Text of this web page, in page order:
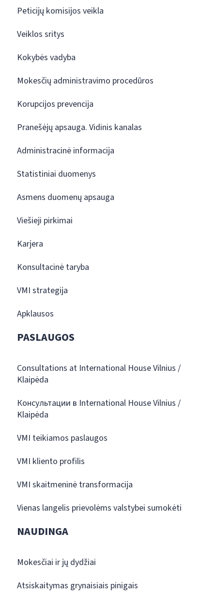
Peticijų komisijos veikla
Veiklos sritys
Kokybės vadyba
Mokesčių administravimo procedūros
Korupcijos prevencija
Pranešėjų apsauga. Vidinis kanalas
Administracinė informacija
Statistiniai duomenys
Asmens duomenų apsauga
Viešieji pirkimai
Karjera
Konsultacinė taryba
VMI strategija
Apklausos
PASLAUGOS
Consultations at International House Vilnius /
Klaipėda
Консультации в International House Vilnius /
Klaipėda
VMI teikiamos paslaugos
VMI kliento profilis
VMI skaitmeninė transformacija
Vienas langelis prievolėms valstybei sumokėti
NAUDINGA
Mokesčiai ir jų dydžiai
Atsiskaitymas grynaisiais pinigais